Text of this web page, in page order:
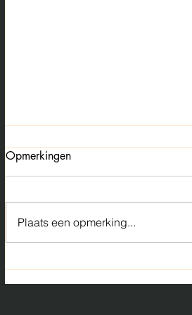
ontwikkelen van zinc oxide
Opmerkingen
Plaats een opmerking...